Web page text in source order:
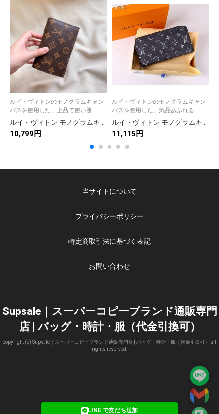
ルイ・ヴィトンのモノグラムキャン
バスを使用した、上品で使い勝...
ルイ・ヴィトン モノグラムキャンバス 上品な長財布 レディース人気モデル ギフトにも最適
10,799円
ルイ・ヴィトンのモノグラムキャン
バスを使用した、気品あふれる...
ルイ・ヴィトン モノグラムキャンバス 上品な長財布 レディースへのギフトに最適な定番モデル
11,115円
当サイトについて
プライバシーポリシー
特定商取引法に基づく表記
お問い合わせ
Supsale｜スーパーコピーブランド通販専門
店 | バッグ・時計・服（代金引換可）
copyright (c) Supsale｜スーパーコピーブランド通販専門店 | バッグ・時計・服（代金引換可） all
rights reserved.
LINE で友だち追加